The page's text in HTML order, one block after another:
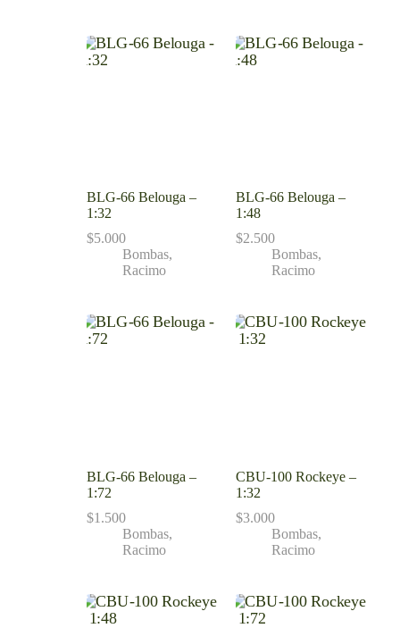
BLG-66 Belouga –
1:32
$5.000
Bombas,
Racimo
BLG-66 Belouga –
1:48
$2.500
Bombas,
Racimo
BLG-66 Belouga –
1:72
$1.500
Bombas,
Racimo
CBU-100 Rockeye –
1:32
$3.000
Bombas,
Racimo